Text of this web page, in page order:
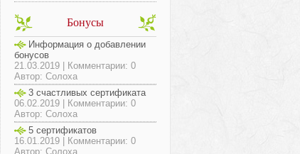
Бонусы
Информация о добавлении
бонусов
21.03.2019 | Комментарии: 0
Автор: Солоха
3 счастливых сертификата
06.02.2019 | Комментарии: 0
Автор: Солоха
5 сертификатов
16.01.2019 | Комментарии: 0
Автор: Солоха